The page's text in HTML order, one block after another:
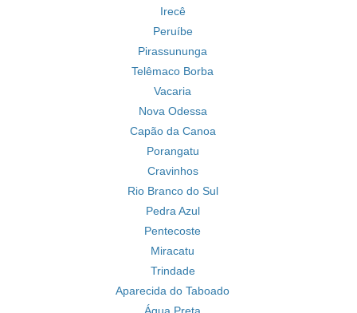
Irecê
Peruíbe
Pirassununga
Telêmaco Borba
Vacaria
Nova Odessa
Capão da Canoa
Porangatu
Cravinhos
Rio Branco do Sul
Pedra Azul
Pentecoste
Miracatu
Trindade
Aparecida do Taboado